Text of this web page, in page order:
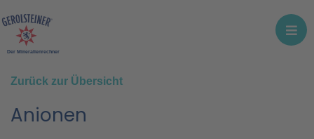
Der Mineralienrechner
Zurück zur Übersicht
Anionen